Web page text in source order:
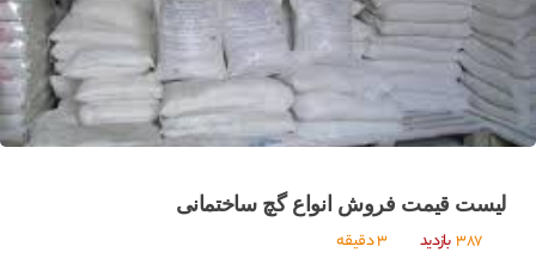
لیست قیمت فروش انواع گچ ساختمانی
387بازدید 3 دقیقه